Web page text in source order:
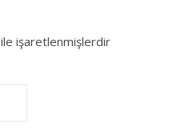
ile işaretlenmişlerdir